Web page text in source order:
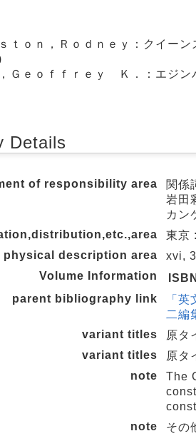
ｔｏｎ，Ｒｏｄｎｅｙ：クイー
Ｇｅｏｆｆｒｅｙ Ｋ．：エジ
Details
of responsibility area
関係
岩田
カン
東京
physical description area
xvi,
Volume Information
ISBN
parent bibliography link
「
二編
variant titles
原タ
variant titles
原タ
note
The
note
その